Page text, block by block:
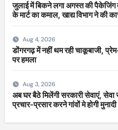
जुलाई में बिकने लगा अगस्त की पैकेजिंग
के मार्ट का कमाल, खाद्य विभाग ने की
सीज
Aug 4, 2026
डोंगरगढ़ में नहीं थम रही चाकूबाजी,
पर हमला
Aug 3, 2026
अब घर बैठे मिलेंगी सरकारी सेवाएं, सेवा
प्रचार-प्रसार करने गांवों मे होगी मुनादी